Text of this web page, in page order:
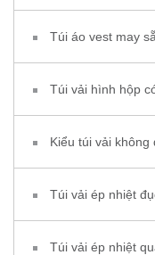
Túi áo vest may
Túi vải hình hộp
Kiểu túi vải không
Túi vải ép nhiệt
Túi vải ép nhiệt